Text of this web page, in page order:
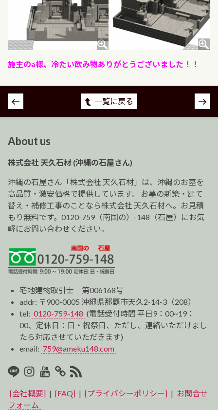
施主のa様、冷たい飲み物ありがとうございました！！
投
稿
ゲ
ー
シ
ョ
ン
一覧に戻る
About us
株式会社 天久石材 (沖縄の石屋さん)
沖縄の石屋さん「株式会社 天久石材」は、沖縄のお墓を
高品質・激安価格で提供しています。 お墓の新築・建て
替え・補修工事のことなら株式会社 天久石材へ。お見積
もり無料です。0120-759（南国の）-148（石屋）にお気
軽にお問い合わせください。
宅地建物取引士 第006168号
addr: 〒900-0005 沖縄県那覇市天久2-14-3（208）
tel: 0120-759-148 (電話受付時間 平日9：00~19：
00、定休日：日・祝祭日、ただし、連絡いただけまし
たら対応させていただきます)
email: 759@ameku148.com
LINEInstagram
Youtube
マ
イ
RSS2
[会社概要] | [FAQ] | [プライバシーポリシー] | お問合せ
フォーム